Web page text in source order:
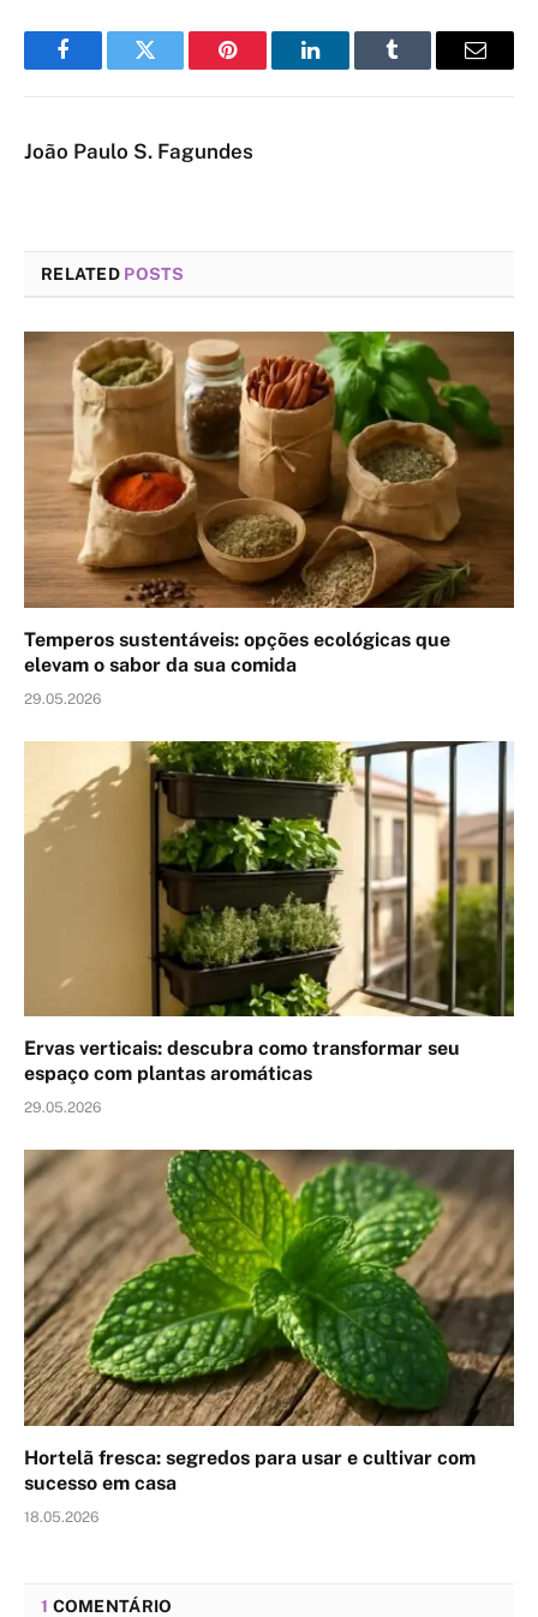
FacebookTwitter Pinterest LinkedInTumblr Email
João Paulo S. Fagundes
RELATED POSTS
Temperos sustentáveis: opções ecológicas que
elevam o sabor da sua comida
29.05.2026
Ervas verticais: descubra como transformar seu
espaço com plantas aromáticas
29.05.2026
Hortelã fresca: segredos para usar e cultivar com
sucesso em casa
18.05.2026
1 COMENTÁRIO